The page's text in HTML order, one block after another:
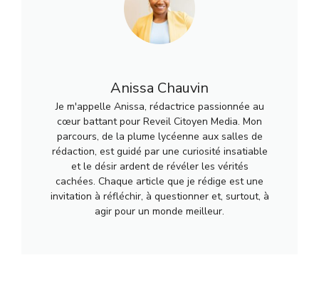
Anissa Chauvin
Je m'appelle Anissa, rédactrice passionnée au
cœur battant pour Reveil Citoyen Media. Mon
parcours, de la plume lycéenne aux salles de
rédaction, est guidé par une curiosité insatiable
et le désir ardent de révéler les vérités
cachées. Chaque article que je rédige est une
invitation à réfléchir, à questionner et, surtout, à
agir pour un monde meilleur.